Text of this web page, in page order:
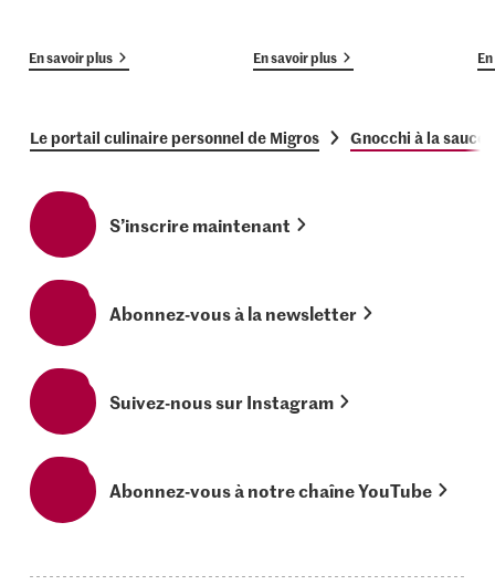
En savoir plus En savoir plus
Le portail culinaire personnel de Migros Gnocchi à la sauce
S’inscrire maintenant
Abonnez-vous à la newsletter
Suivez-nous sur Instagram
Abonnez-vous à notre chaîne YouTube